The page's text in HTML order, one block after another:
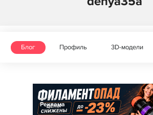
Блог Профиль 3D-модели
Реклама